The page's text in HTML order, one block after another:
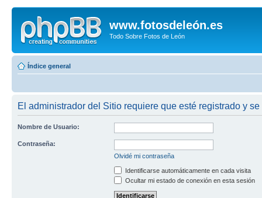
www.fotosdeleón.es
Todo Sobre Fotos de León
Índice general
El administrador del Sitio requiere que esté registrado y
Nombre de Usuario:
Contraseña:
Olvidé mi contraseña
Identificarse automáticamente en cada visita
Ocultar mi estado de conexión en esta sesión